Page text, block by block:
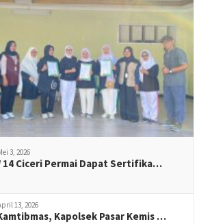
3, 2026
14 Ciceri Permai Dapat Sertifika…
13, 2026
Kapolsek Pasar Kemis …